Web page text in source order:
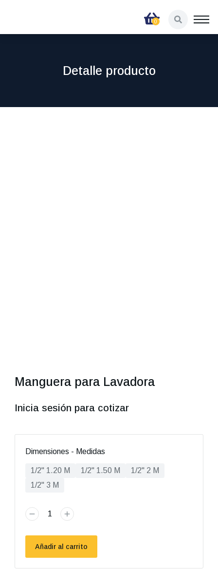
Detalle producto
Manguera para Lavadora
Inicia sesión para cotizar
Dimensiones - Medidas
1/2" 1.20 M 1/2" 1.50 M
1/2" 2 M
1/2" 3 M
Añadir al carrito